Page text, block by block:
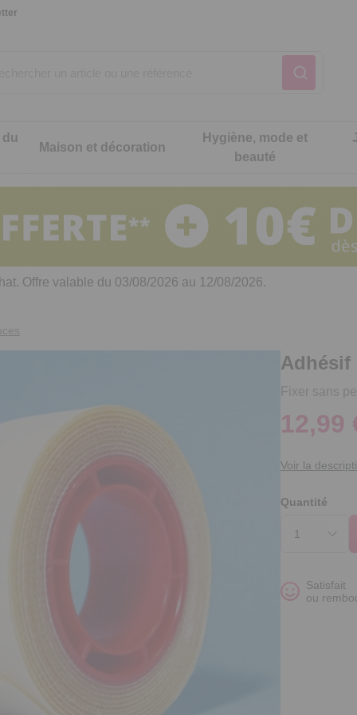
cuisine
de cuisine malins
Notre produit du
Notre produit du
Maison et décoration
Notre produit du
Hygiène, mode et
beauté
intimité
Notre produit du
Notre produit du
Notre produit du
Offre valable du 03/08/2026 au 12/08/2026.
Adhésif
Fixer sans
12,99
Voir la
Quantité
Satisfait
ou